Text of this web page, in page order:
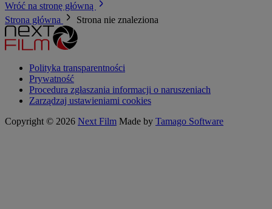
Wróć na stronę główną
Strona główna
Strona nie znaleziona
Polityka transparentności
Prywatność
Procedura zgłaszania informacji o naruszeniach
Zarządzaj ustawieniami cookies
Copyright © 2026 Next Film Made by Tamago Software